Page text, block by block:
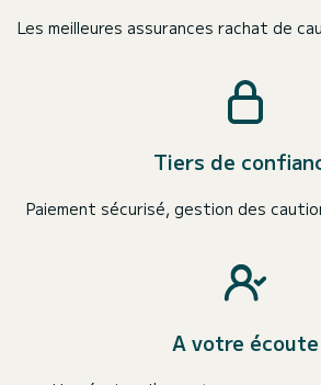
Les meilleures assurances rachat de
Tiers de
Paiement sécurisé, gestion des
A votre écoute